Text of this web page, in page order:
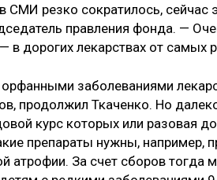
СМИ резко сократилось, сейчас
правления фонда. —
в дорогих лекарствах от самых
заболеваниями
продолжил Ткаченко. Но
курс которых или разовая
препараты нужны,
атрофии. За счет сборов тогда